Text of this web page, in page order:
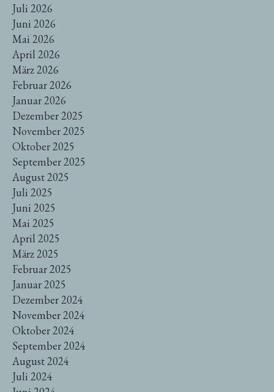
Juli 2026
Juni 2026
Mai 2026
April 2026
März 2026
Februar 2026
Januar 2026
Dezember 2025
November 2025
Oktober 2025
September 2025
August 2025
Juli 2025
Juni 2025
Mai 2025
April 2025
März 2025
Februar 2025
Januar 2025
Dezember 2024
November 2024
Oktober 2024
September 2024
August 2024
Juli 2024